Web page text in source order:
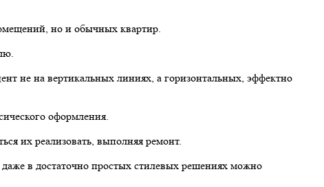
но и обычных квартир.
не на вертикальных линиях, а горизонтальных, эффектно
оформления.
их реализовать, выполняя ремонт.
даже в достаточно простых стилевых решениях можно